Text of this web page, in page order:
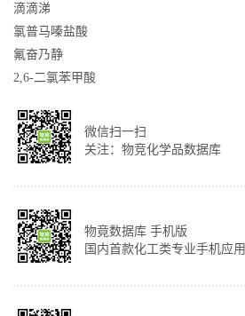
滴滴涕
氯普马嗪盐酸
氟奋乃静
2,6-二氯苯甲酸
微信扫一扫
关注：物竞化学品数据库
物竟数据库 手机版
国内首款化工类专业手机应用